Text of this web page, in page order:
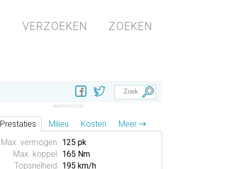
VERZOEKEN ZOEKEN
Prestaties Milieu Kosten
Meer →
Max. vermogen
125 pk
Max. koppel
165 Nm
Topsnelheid
195 km/h